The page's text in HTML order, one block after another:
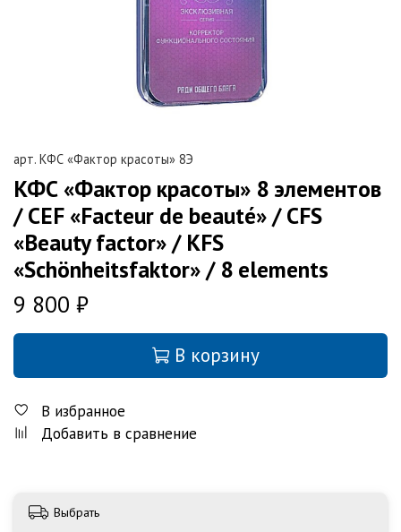
арт. КФС «Фактор красоты» 8Э
КФС «Фактор красоты» 8 элементов
/ CEF «Facteur de beauté» / CFS
«Beauty factor» / KFS
«Schönheitsfaktor» / 8 elements
9 800 ₽
В корзину
В избранное
Добавить в сравнение
Выбрать